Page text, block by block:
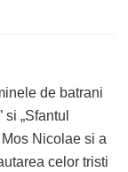
de batrani
„Sfantul
Nicolae si a
celor tristi